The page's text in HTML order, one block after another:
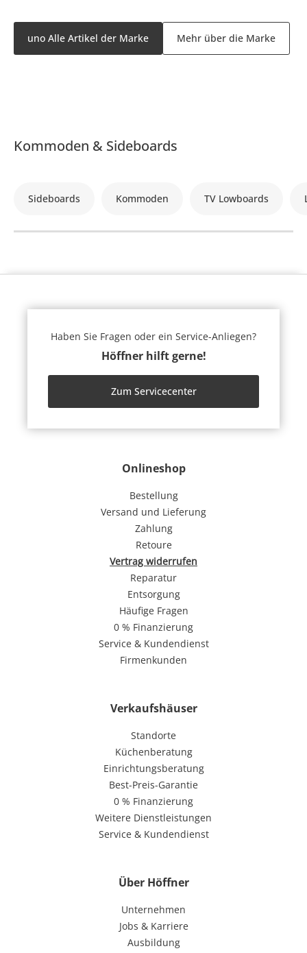
uno Alle Artikel der Marke Mehr über die Marke
Kommoden & Sideboards
Sideboards Kommoden TV Lowboards
Onlineshop
Bestellung
Versand und Lieferung
Zahlung
Retoure
Vertrag widerrufen
Reparatur
Entsorgung
Häufige Fragen
0 % Finanzierung
Service & Kundendienst
Firmenkunden
Verkaufshäuser
Standorte
Küchenberatung
Einrichtungsberatung
Best-Preis-Garantie
0 % Finanzierung
Weitere Dienstleistungen
Service & Kundendienst
Über Höffner
Unternehmen
Jobs & Karriere
Ausbildung
Haben Sie Fragen oder ein Service-Anliegen?
Höffner hilft gerne!
Zum Servicecenter